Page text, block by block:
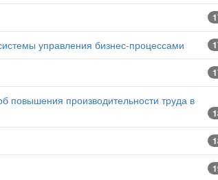
управления бизнес-процессами
повышения производительности труда в